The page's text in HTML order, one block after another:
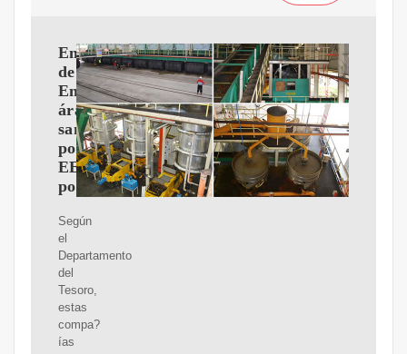
Empresas
de
Emiratos
árabes
sancionadas
por
EE.UU.
por
Según
el
Departamento
del
Tesoro,
estas
compa?
ías